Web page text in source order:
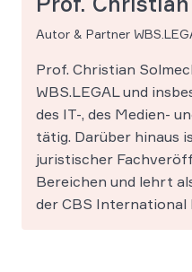
Autor & Partner
Prof. Christian
WBS.LEGAL und
des IT-, des Medien-
tätig. Darüber hinaus
juristischer
Bereichen und lehrt
der CBS International